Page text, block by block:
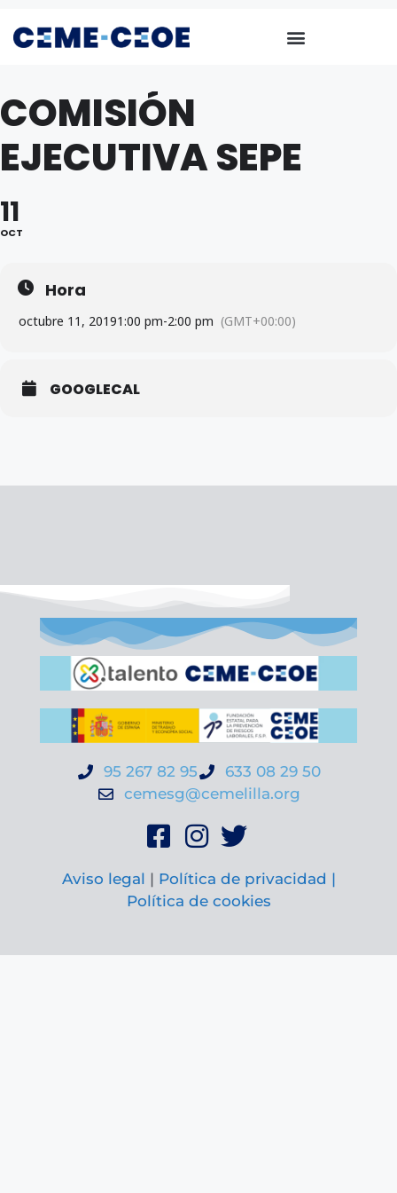
COMISIÓN
EJECUTIVA SEPE
11
OCT
Hora
octubre 11, 20191:00 pm-2:00 pm (GMT+00:00)
GOOGLECAL
95 267 82 95
633 08 29 50
cemesg@cemelilla.org
Aviso legal | Política de privacidad |
Política de cookies